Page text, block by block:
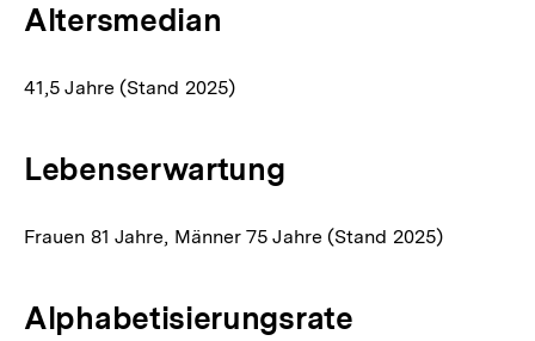
Altersmedian
41,5 Jahre (Stand 2025)
Lebenserwartung
Frauen 81 Jahre, Männer 75 Jahre (Stand 2025)
Alphabetisierungsrate